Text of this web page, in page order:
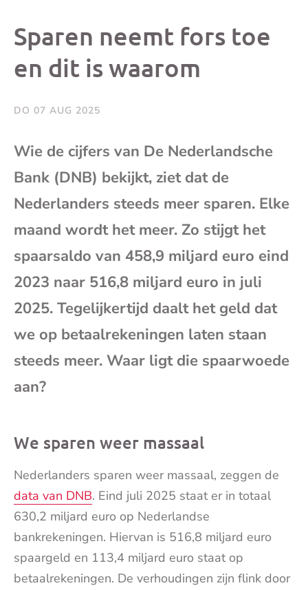
je
Sparen neemt fors toe
en dit is waarom
DO 07 AUG 2025
Wie de cijfers van De Nederlandsche
Bank (DNB) bekijkt, ziet dat de
Nederlanders steeds meer sparen. Elke
maand wordt het meer. Zo stijgt het
spaarsaldo van 458,9 miljard euro eind
2023 naar 516,8 miljard euro in juli
2025. Tegelijkertijd daalt het geld dat
we op betaalrekeningen laten staan
steeds meer. Waar ligt die spaarwoede
aan?
We sparen weer massaal
Nederlanders sparen weer massaal, zeggen de
data van DNB. Eind juli 2025 staat er in totaal
630,2 miljard euro op Nederlandse
bankrekeningen. Hiervan is 516,8 miljard euro
spaargeld en 113,4 miljard euro staat op
betaalrekeningen. De verhoudingen zijn flink door